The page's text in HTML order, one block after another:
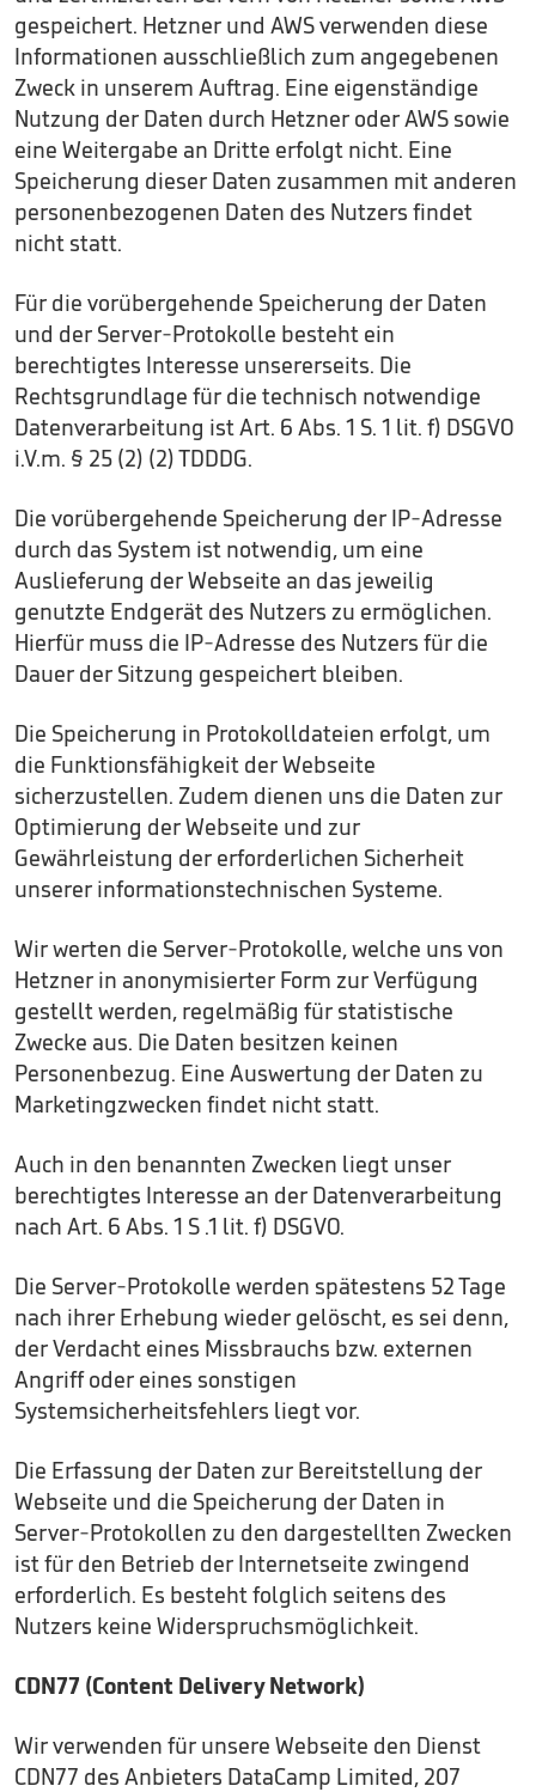
gespeichert. Hetzner und AWS verwenden diese
Informationen ausschließlich zum angegebenen
Zweck in unserem Auftrag. Eine eigenständige
Nutzung der Daten durch Hetzner oder AWS sowie
eine Weitergabe an Dritte erfolgt nicht. Eine
Speicherung dieser Daten zusammen mit anderen
personenbezogenen Daten des Nutzers findet
nicht statt.
Für die vorübergehende Speicherung der Daten
und der Server-Protokolle besteht ein
berechtigtes Interesse unsererseits. Die
Rechtsgrundlage für die technisch notwendige
Datenverarbeitung ist Art. 6 Abs. 1 S. 1 lit. f) DSGVO
i.V.m. § 25 (2) (2) TDDDG.
Die vorübergehende Speicherung der IP-Adresse
durch das System ist notwendig, um eine
Auslieferung der Webseite an das jeweilig
genutzte Endgerät des Nutzers zu ermöglichen.
Hierfür muss die IP-Adresse des Nutzers für die
Dauer der Sitzung gespeichert bleiben.
Die Speicherung in Protokolldateien erfolgt, um
die Funktionsfähigkeit der Webseite
sicherzustellen. Zudem dienen uns die Daten zur
Optimierung der Webseite und zur
Gewährleistung der erforderlichen Sicherheit
unserer informationstechnischen Systeme.
Wir werten die Server-Protokolle, welche uns von
Hetzner in anonymisierter Form zur Verfügung
gestellt werden, regelmäßig für statistische
Zwecke aus. Die Daten besitzen keinen
Personenbezug. Eine Auswertung der Daten zu
Marketingzwecken findet nicht statt.
Auch in den benannten Zwecken liegt unser
berechtigtes Interesse an der Datenverarbeitung
nach Art. 6 Abs. 1 S .1 lit. f) DSGVO.
Die Server-Protokolle werden spätestens 52 Tage
nach ihrer Erhebung wieder gelöscht, es sei denn,
der Verdacht eines Missbrauchs bzw. externen
Angriff oder eines sonstigen
Systemsicherheitsfehlers liegt vor.
Die Erfassung der Daten zur Bereitstellung der
Webseite und die Speicherung der Daten in
Server-Protokollen zu den dargestellten Zwecken
ist für den Betrieb der Internetseite zwingend
erforderlich. Es besteht folglich seitens des
Nutzers keine Widerspruchsmöglichkeit.
CDN77 (Content Delivery Network)
Wir verwenden für unsere Webseite den Dienst
CDN77 des Anbieters DataCamp Limited, 207